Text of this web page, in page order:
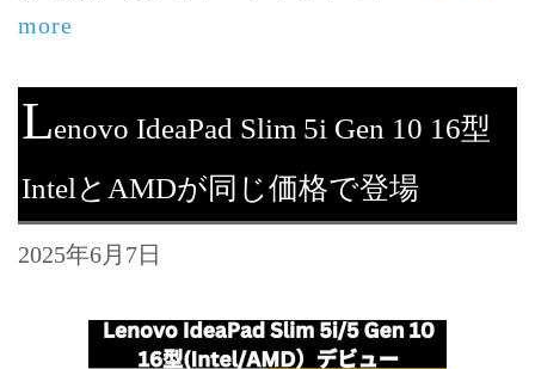
more
Lenovo IdeaPad Slim 5i Gen 10 16型
IntelとAMDが同じ価格で登場
2025年6月7日